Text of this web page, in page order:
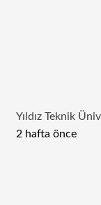
Yıldız Teknik
2 hafta önce